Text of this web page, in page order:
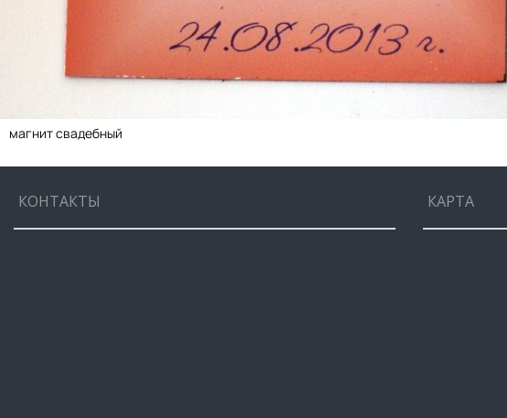
магнит свадебный
КОНТАКТЫ КАРТА